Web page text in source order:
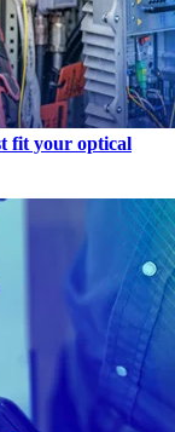
fit your optical